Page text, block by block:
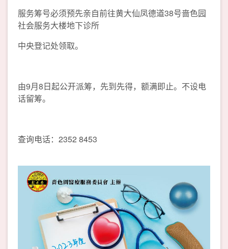
服务筹号必须预先亲自前往黄大仙凤德道38号啬色园
社会服务大楼地下诊所
中央登记处领取。
由9月8日起公开派筹，先到先得，额满即止。不设电
话留筹。
查询电话：2352 8453